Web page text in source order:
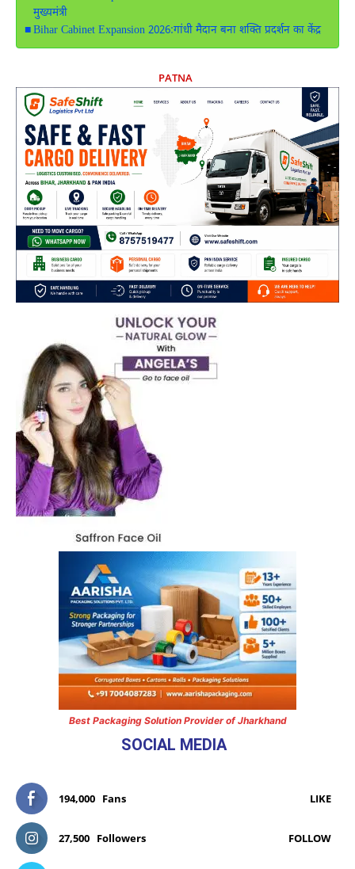
मुख्यमंत्री
Bihar Cabinet Expansion 2026:गांधी मैदान बना शक्ति प्रदर्शन का केंद्र
PATNA
Best Packaging Solution Provider of Jharkhand
SOCIAL MEDIA
194,000 Fans LIKE
27,500 Followers FOLLOW